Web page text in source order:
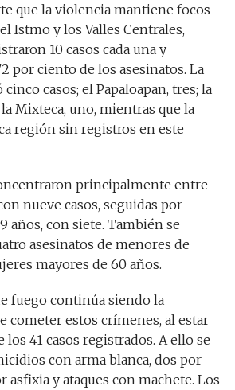
que la violencia mantiene focos
Istmo y los Valles Centrales,
10 casos cada una y
por ciento de los asesinatos. La
casos; el Papaloapan, tres; la
Mixteca, uno, mientras que la
región sin registros en este
principalmente entre
nueve casos, seguidas por
años, con siete. También se
asesinatos de menores de
mayores de 60 años.
fuego continúa siendo la
cometer estos crímenes, al estar
los 41 casos registrados. A ello se
con arma blanca, dos por
asfixia y ataques con machete. Los